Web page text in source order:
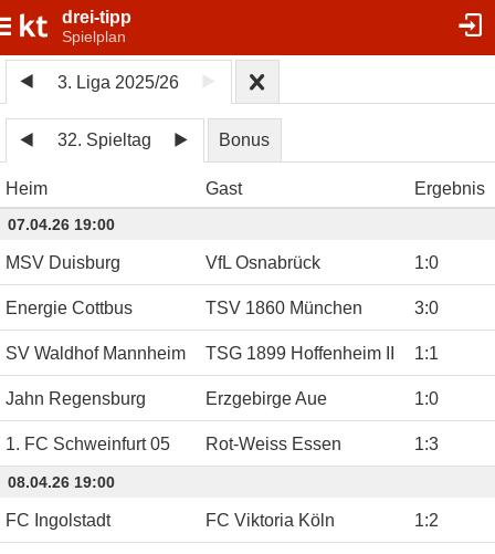
drei-tipp
Spielplan
3. Liga 2025/26
32. Spieltag Bonus
Heim Gast Ergebnis
07.04.26 19:00
MSV Duisburg VfL Osnabrück 1:0
Energie Cottbus TSV 1860 München 3:0
SV Waldhof Mannheim TSG 1899 Hoffenheim II 1:1
Jahn Regensburg Erzgebirge Aue 1:0
1. FC Schweinfurt 05 Rot-Weiss Essen 1:3
08.04.26 19:00
FC Ingolstadt FC Viktoria Köln 1:2